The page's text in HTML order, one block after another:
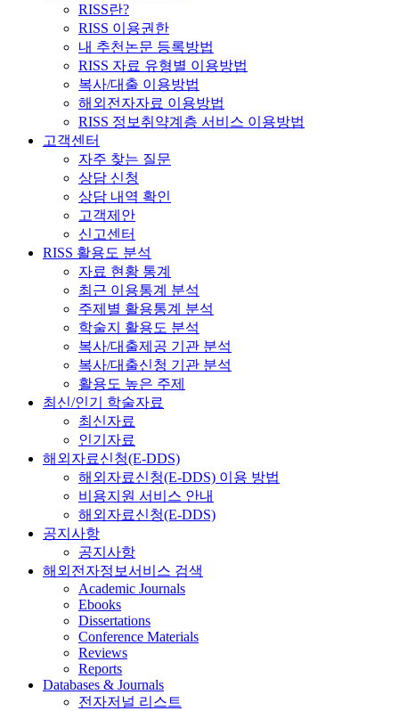
RISS란?
RISS 이용권한
내 추천논문 등록방법
RISS 자료 유형별 이용방법
복사/대출 이용방법
해외전자자료 이용방법
RISS 정보취약계층 서비스 이용방법
고객센터
자주 찾는 질문
상담 신청
상담 내역 확인
고객제안
신고센터
RISS 활용도 분석
자료 현황 통계
최근 이용통계 분석
주제별 활용통계 분석
학술지 활용도 분석
복사/대출제공 기관 분석
복사/대출신청 기관 분석
활용도 높은 주제
최신/인기 학술자료
최신자료
인기자료
해외자료신청(E-DDS)
해외자료신청(E-DDS) 이용 방법
비용지원 서비스 안내
해외자료신청(E-DDS)
공지사항
공지사항
해외전자정보서비스 검색
Academic Journals
Ebooks
Dissertations
Conference Materials
Reviews
Reports
Databases & Journals
전자저널 리스트